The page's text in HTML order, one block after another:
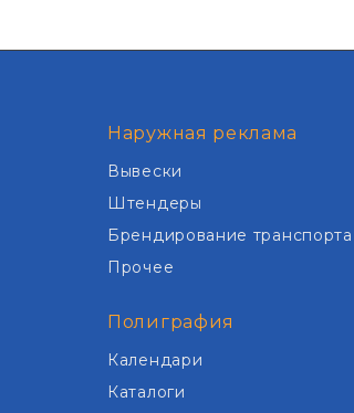
Наружная реклама
Вывески
Штендеры
Брендирование транспорта
Прочее
Полиграфия
Календари
Каталоги